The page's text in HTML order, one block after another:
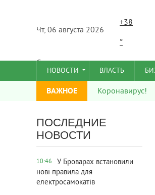
Чт, 06 августа 2026
+38
°
C
НОВОСТИ ВЛАСТЬ
ВАЖНОЕ Коронавирус!
ПОСЛЕДНИЕ
НОВОСТИ
10:46
У Броварах встановили
нові правила для
електросамокатів